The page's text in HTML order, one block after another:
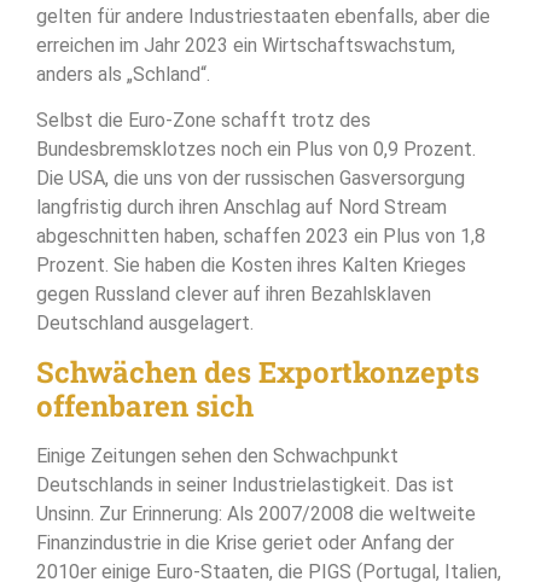
gelten für andere Industriestaaten ebenfalls, aber die
erreichen im Jahr 2023 ein Wirtschaftswachstum,
anders als „Schland“.
Selbst die Euro-Zone schafft trotz des
Bundesbremsklotzes noch ein Plus von 0,9 Prozent.
Die USA, die uns von der russischen Gasversorgung
langfristig durch ihren Anschlag auf Nord Stream
abgeschnitten haben, schaffen 2023 ein Plus von 1,8
Prozent. Sie haben die Kosten ihres Kalten Krieges
gegen Russland clever auf ihren Bezahlsklaven
Deutschland ausgelagert.
Schwächen des Exportkonzepts
offenbaren sich
Einige Zeitungen sehen den Schwachpunkt
Deutschlands in seiner Industrielastigkeit. Das ist
Unsinn. Zur Erinnerung: Als 2007/2008 die weltweite
Finanzindustrie in die Krise geriet oder Anfang der
2010er einige Euro-Staaten, die PIGS (Portugal, Italien,